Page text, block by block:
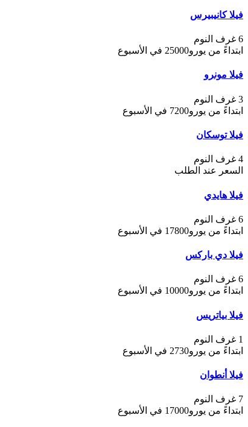
فيلا كانيبيرس
6 غرف النوم
ابتداءً من يورو25000 في الأسبوع
فيلا مونرو
3 غرف النوم
ابتداءً من يورو7200 في الأسبوع
فيلا توسكان
4 غرف النوم
السعر عند الطلب
فيلا هايدي
6 غرف النوم
ابتداءً من يورو17800 في الأسبوع
فيلا دي باركس
6 غرف النوم
ابتداءً من يورو10000 في الأسبوع
فيلا بياتريس
1 غرف النوم
ابتداءً من يورو2730 في الأسبوع
فيلا أنطوان
7 غرف النوم
ابتداءً من يورو17000 في الأسبوع